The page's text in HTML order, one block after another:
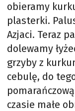
obieramy
plasterki.
Azjaci. Teraz
dolewamy
grzyby z
cebulę, do
czasie małe